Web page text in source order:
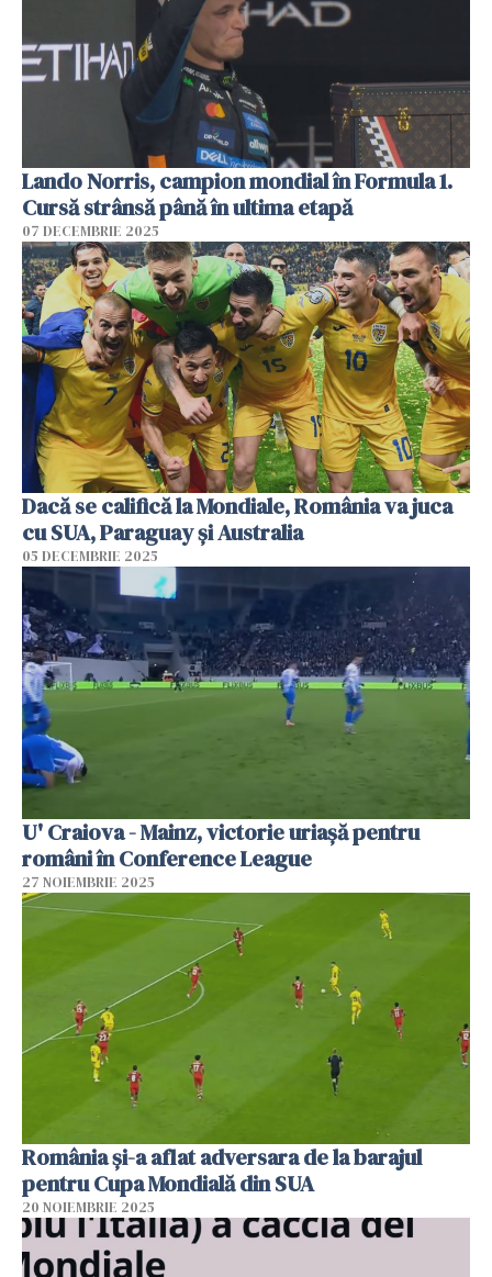
Lando Norris, campion mondial în Formula 1.
Cursă strânsă până în ultima etapă
07 DECEMBRIE 2025
Dacă se califică la Mondiale, România va juca
cu SUA, Paraguay şi Australia
05 DECEMBRIE 2025
U' Craiova - Mainz, victorie uriașă pentru
români în Conference League
27 NOIEMBRIE 2025
România și-a aflat adversara de la barajul
pentru Cupa Mondială din SUA
20 NOIEMBRIE 2025